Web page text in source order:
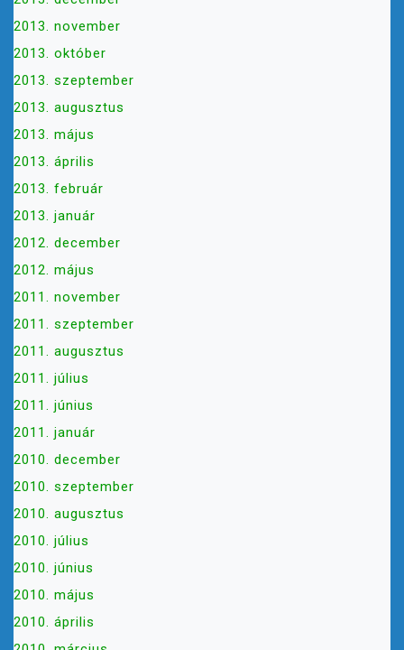
2013. november
2013. október
2013. szeptember
2013. augusztus
2013. május
2013. április
2013. február
2013. január
2012. december
2012. május
2011. november
2011. szeptember
2011. augusztus
2011. július
2011. június
2011. január
2010. december
2010. szeptember
2010. augusztus
2010. július
2010. június
2010. május
2010. április